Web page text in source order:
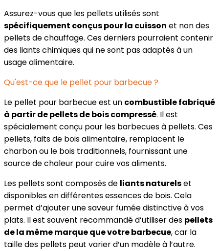
Assurez-vous que les pellets utilisés sont
spécifiquement conçus pour la cuisson et non des
pellets de chauffage. Ces derniers pourraient contenir
des liants chimiques qui ne sont pas adaptés à un
usage alimentaire.
Qu'est-ce que le pellet pour barbecue ?
Le pellet pour barbecue est un combustible fabriqué
à partir de pellets de bois compressé. Il est
spécialement conçu pour les barbecues à pellets. Ces
pellets, faits de bois alimentaire, remplacent le
charbon ou le bois traditionnels, fournissant une
source de chaleur pour cuire vos aliments.
Les pellets sont composés de liants naturelset
disponibles en différentes essences de bois. Cela
permet d’ajouter une saveur fumée distinctive à vos
plats. Il est souvent recommandé d’utiliser des pellets
de la même marque que votre barbecue, car la
taille des pellets peut varier d’un modèle à l’autre.